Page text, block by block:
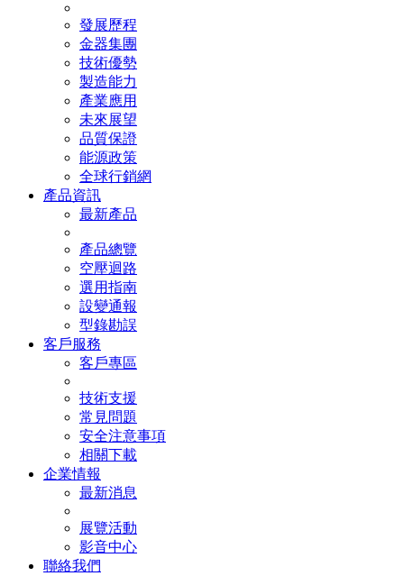
發展歷程
金器集團
技術優勢
製造能力
產業應用
未來展望
品質保證
能源政策
全球行銷網
產品資訊
最新產品
產品總覽
空壓迴路
選用指南
設變通報
型錄勘誤
客戶服務
客戶專區
技術支援
常見問題
安全注意事項
相關下載
企業情報
最新消息
展覽活動
影音中心
聯絡我們